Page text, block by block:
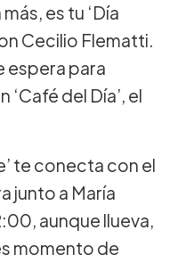
es tu ‘Día
Cecilio Flematti.
espera para
del Día’, el
te conecta con el
junto a María
aunque llueva,
momento de